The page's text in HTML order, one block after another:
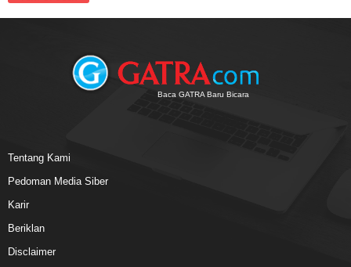
Baca GATRA Baru Bicara
Tentang Kami
Pedoman Media Siber
Karir
Beriklan
Disclaimer